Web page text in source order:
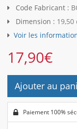
Code Fabricant :
Dimension : 19,50
Voir les
17,90€
Ajouter au
Paiement 100%